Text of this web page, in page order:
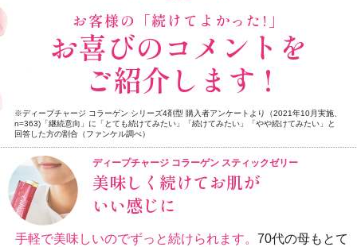
お客様の「続けてよかった!」
お喜びのコメントを
ご紹介します !
※ディープチャージ コラーゲン シリーズ4剤型 購入者アンケートより（2021年10月実施、
n=363)「継続意向」に「とても続けてみたい」「続けてみたい」「やや続けてみたい」と
回答した方の割合（ファンケル調べ）
ディープチャージ コラーゲン スティックゼリー
美味しく続けてお肌が
いい感じに
手軽で美味しいのでずっと続けられます。70代の母もとて